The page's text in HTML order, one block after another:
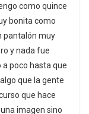
como quince
bonita como
pantalón muy
y nada fue
poco hasta que
que la gente
que hace
imagen sino